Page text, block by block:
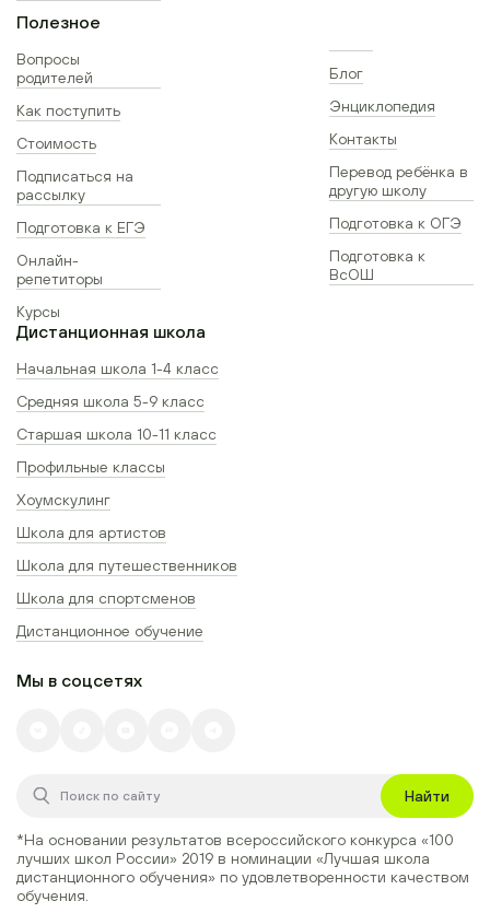
Полезное
Вопросы
родителей
Как поступить
Стоимость
Подписаться на
рассылку
Подготовка к ЕГЭ
Онлайн-
репетиторы
Курсы
Блог
Энциклопедия
Контакты
Перевод ребёнка в
другую школу
Подготовка к ОГЭ
Подготовка к
ВсОШ
Дистанционная школа
Начальная школа 1-4 класс
Средняя школа 5-9 класс
Старшая школа 10-11 класс
Профильные классы
Хоумскулинг
Школа для артистов
Школа для путешественников
Школа для спортсменов
Дистанционное обучение
Мы в соцсетях
Найти
*На основании результатов всероссийского конкурса «100
лучших школ России» 2019 в номинации «Лучшая школа
дистанционного обучения» по удовлетворенности качеством
обучения.